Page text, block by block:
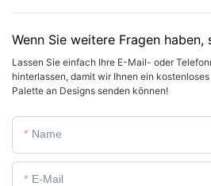
Wenn Sie weitere Fragen haben,
Lassen Sie einfach Ihre E-Mail- oder
hinterlassen, damit wir Ihnen ein
Palette an Designs senden können!
Name
E-Mail